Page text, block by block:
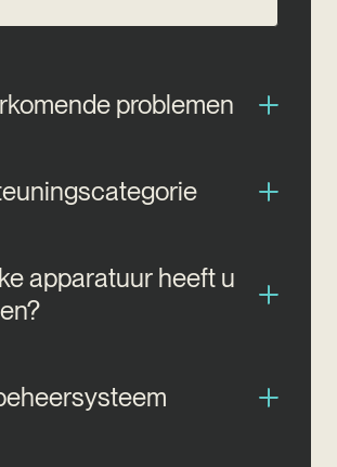
problemen
apparatuur heeft u